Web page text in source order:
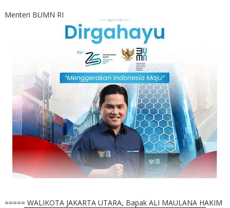
Menteri BUMN RI
===== WALIKOTA JAKARTA UTARA, Bapak ALI MAULANA HAKIM